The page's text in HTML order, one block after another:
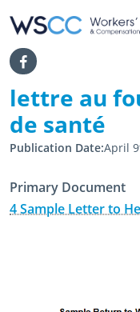
SKIP
WSCC | Workers'
Facebook
Accueil
Lettre Au Fournisseur De
lettre au
de santé
Publication Date April
Primary Document
4 Sample Letter to